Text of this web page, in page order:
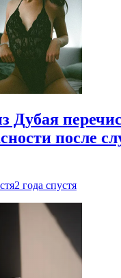
Дубая
после
2 года спустя